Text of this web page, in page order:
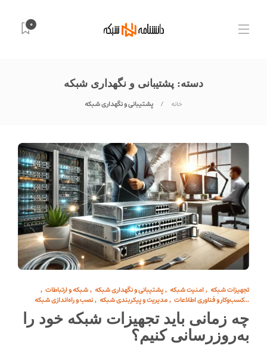
0
دسته: پشتیبانی و نگهداری شبکه
خانه پشتیبانی و نگهداری شبکه
تجهیزات شبکه , امنیت شبکه , پشتیبانی و نگهداری شبکه , شبکه و ارتباطات ,
کسب‌وکار و فناوری اطلاعات , مدیریت و پیکربندی شبکه , نصب و راه‌اندازی شبکه ...
چه زمانی باید تجهیزات شبکه خود را
به‌روزرسانی کنیم؟